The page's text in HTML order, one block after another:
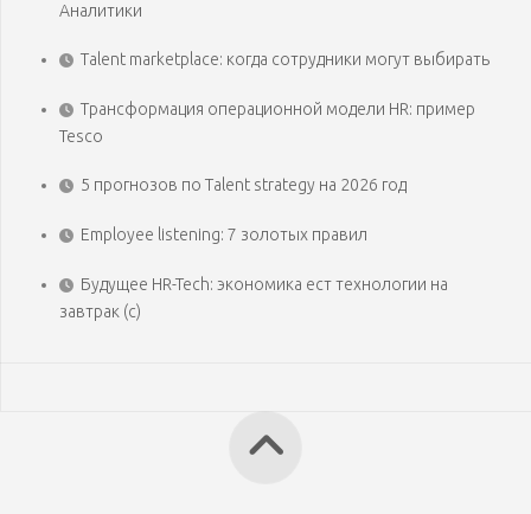
Аналитики
Talent marketplace: когда сотрудники могут выбирать
Трансформация операционной модели HR: пример
Tesco
5 прогнозов по Talent strategy на 2026 год
Employee listening: 7 золотых правил
Будущее HR-Tech: экономика ест технологии на
завтрак (с)